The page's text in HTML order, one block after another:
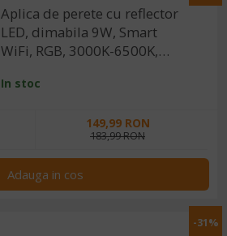
Aplica de perete cu reflector
LED, dimabila 9W, Smart
WiFi, RGB, 3000K-6500K,
Tuya/SmartLife
In stoc
149,99 RON
183,99 RON
Adauga in cos
-31%